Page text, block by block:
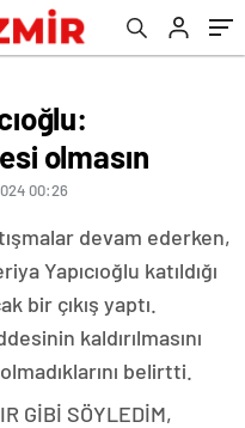
olmasın
00:26
devam ederken,
Yapıcıoğlu katıldığı
bir çıkış yaptı.
kaldırılmasını
belirtti.
GİBİ SÖYLEDİM,